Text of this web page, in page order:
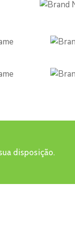
disposição.